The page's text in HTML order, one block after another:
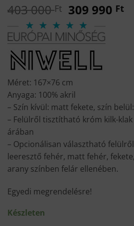
403 000Ft Original
price
was:
403
000 Ft.
309 990 Ft
Méret: 167×76 cm
Anyaga: 100% akril
– Szín kívül: matt fekete, szín
– Felülről tisztítható króm kilk-
árában
– Opcionálisan választható
leeresztő fehér, matt fehér,
arany színben felár ellenében.
Egyedi megrendelésre!
Készleten